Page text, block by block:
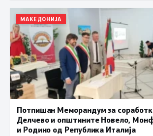
МАКЕДОНИЈА
Потпишан Меморандум за
Делчево и општините Новело,
и Родино од Република Италија